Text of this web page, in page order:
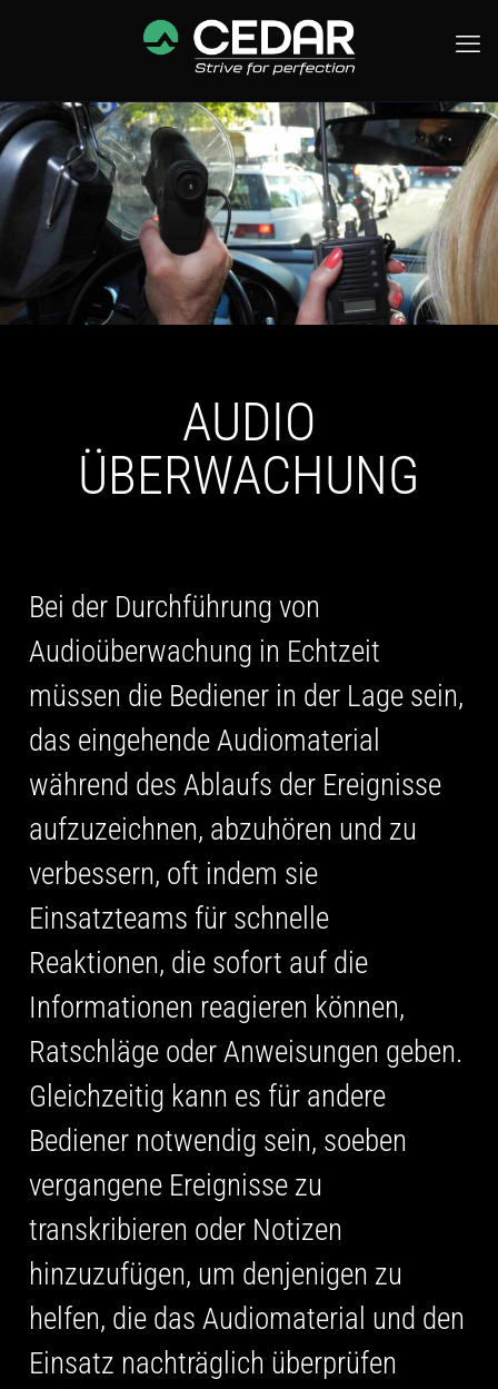
AUDIO
ÜBERWACHUNG
Bei der Durchführung von
Audioüberwachung in Echtzeit
müssen die Bediener in der Lage sein,
das eingehende Audiomaterial
während des Ablaufs der Ereignisse
aufzuzeichnen, abzuhören und zu
verbessern, oft indem sie
Einsatzteams für schnelle
Reaktionen, die sofort auf die
Informationen reagieren können,
Ratschläge oder Anweisungen geben.
Gleichzeitig kann es für andere
Bediener notwendig sein, soeben
vergangene Ereignisse zu
transkribieren oder Notizen
hinzuzufügen, um denjenigen zu
helfen, die das Audiomaterial und den
Einsatz nachträglich überprüfen